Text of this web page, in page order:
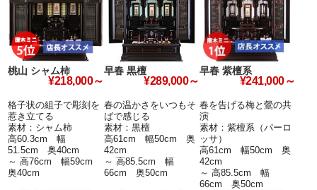
桃山 シャム柿
¥218,000～
格子状の組子で彫刻を
惹き立てる
素材：シャム柿
高60.3cm 幅
51.5cm 奥40cm
～ 高76cm 幅59cm
奥40cm
早春 黒檀
¥289,000～
春の温かさをいつもそ
ばで感じる
素材：黒檀
高61cm 幅50cm 奥
42cm
～ 高85.5cm 幅
66cm 奥50cm
早春 紫檀系
¥241,000～
春を告げる梅と鶯の共
演
素材：紫檀系（パーロ
ッサ）
高61cm 幅50cm 奥
42cm
～ 高85.5cm 幅
66cm 奥50cm